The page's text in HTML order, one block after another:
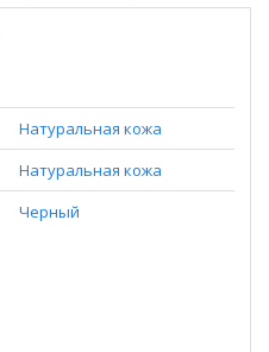
Натуральная кожа
Натуральная кожа
Черный